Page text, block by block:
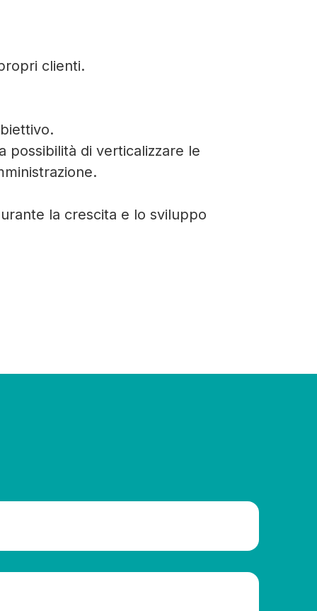
clienti.
possibilità di verticalizzare le
la crescita e lo sviluppo